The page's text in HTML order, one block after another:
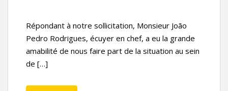
Répondant à notre sollicitation, Monsieur João
Pedro Rodrigues, écuyer en chef, a eu la grande
amabilité de nous faire part de la situation au sein
de […]